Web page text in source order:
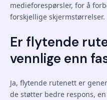
medieforespørsler, for å
forskjellige skjermstørrelser.
Er flytende
vennlige enn
Ja, flytende rutenett er
de støtter bedre respons,